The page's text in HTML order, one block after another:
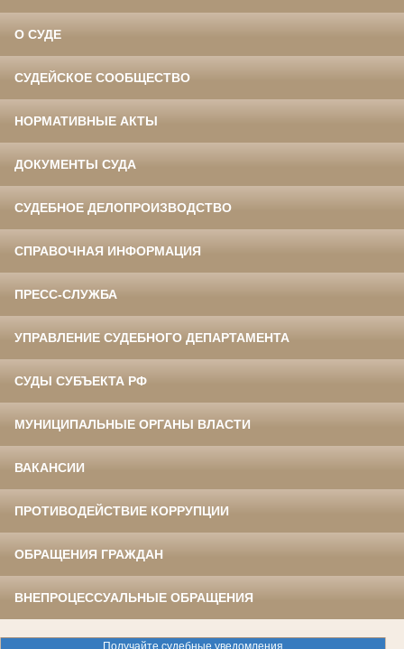
О СУДЕ
СУДЕЙСКОЕ СООБЩЕСТВО
НОРМАТИВНЫЕ АКТЫ
ДОКУМЕНТЫ СУДА
СУДЕБНОЕ ДЕЛОПРОИЗВОДСТВО
СПРАВОЧНАЯ ИНФОРМАЦИЯ
ПРЕСС-СЛУЖБА
УПРАВЛЕНИЕ СУДЕБНОГО ДЕПАРТАМЕНТА
СУДЫ СУБЪЕКТА РФ
МУНИЦИПАЛЬНЫЕ ОРГАНЫ ВЛАСТИ
ВАКАНСИИ
ПРОТИВОДЕЙСТВИЕ КОРРУПЦИИ
ОБРАЩЕНИЯ ГРАЖДАН
ВНЕПРОЦЕССУАЛЬНЫЕ ОБРАЩЕНИЯ